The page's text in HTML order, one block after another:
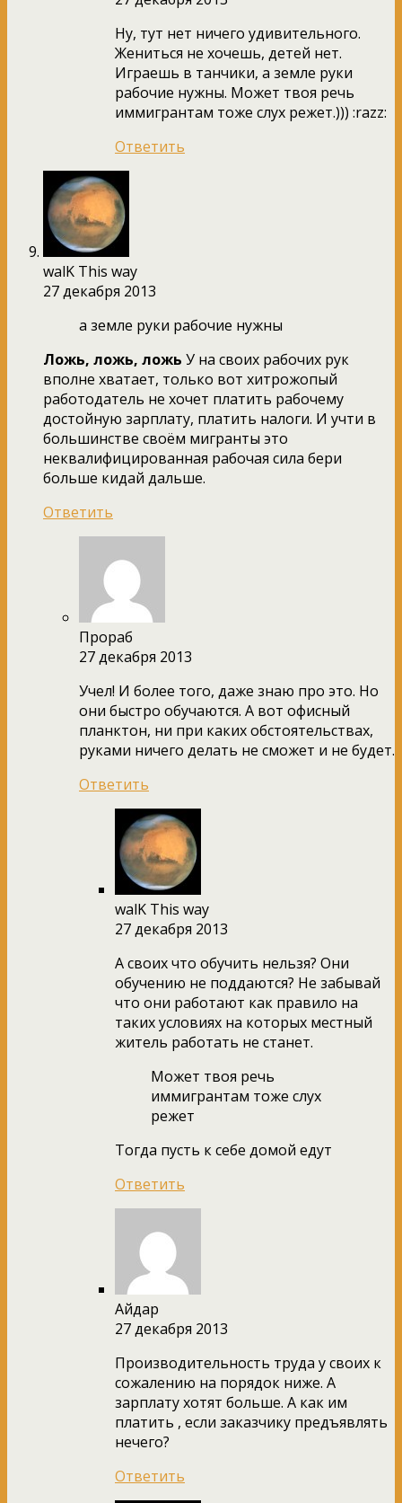
Ну, тут нет ничего удивительного.
Жениться не хочешь, детей нет.
Играешь в танчики, а земле руки
рабочие нужны. Может твоя речь
иммигрантам тоже слух режет.))) :razz:
Ответить
walK This way
27 декабря 2013
а земле руки рабочие нужны
Ложь, ложь, ложь У на своих рабочих рук
вполне хватает, только вот хитрожопый
работодатель не хочет платить рабочему
достойную зарплату, платить налоги. И учти в
большинстве своём мигранты это
неквалифицированная рабочая сила бери
больше кидай дальше.
Ответить
Прораб
27 декабря 2013
Учел! И более того, даже знаю про это. Но
они быстро обучаются. А вот офисный
планктон, ни при каких обстоятельствах,
руками ничего делать не сможет и не будет.
Ответить
walK This way
27 декабря 2013
А своих что обучить нельзя? Они
обучению не поддаются? Не забывай
что они работают как правило на
таких условиях на которых местный
житель работать не станет.
Может твоя речь
иммигрантам тоже слух
режет
Тогда пусть к себе домой едут
Ответить
Айдар
27 декабря 2013
Производительность труда у своих к
сожалению на порядок ниже. А
зарплату хотят больше. А как им
платить , если заказчику предъявлять
нечего?
Ответить